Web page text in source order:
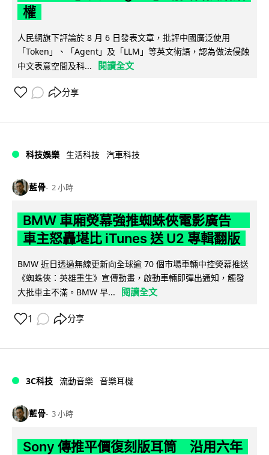
權
人民網旗下評論於 8 月 6 日發表文章，批評中國廣泛使用
「Token」、「Agent」及「LLM」等英文術語，認為做法侵蝕
中文表意空間及科...
閱讀全文
分享
科技娛樂 生活科技 汽車科技
藍骨 2 小時
BMW 車廂熒幕強推蜘蛛俠電影廣告
車主怒轟堪比 iTunes 送 U2 專輯翻版
BMW 近日透過無線更新向全球逾 70 個市場車輛中控熒幕推送
《蜘蛛俠：英雄重生》宣傳動畫，啟動車輛即彈出通知，觸發
大批車主不滿。BMW 早...
閱讀全文
1 分享
3C科技 流動音樂 音樂耳機
藍骨 3 小時
Sony 傳推平價復刻版耳筒 沿用六年